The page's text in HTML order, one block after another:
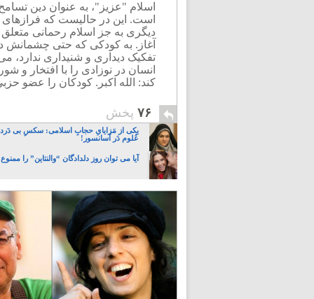
اسلام "عزیز"، به عنوان دین
است. این در حالیست که فرازهای
دیگری به جز اسلام رحمانی
آغاز. به کودکی که حتی
تفکیک دیداری و شنیداری ندارد،
انسان در نوزادی را با افتخار
کند: الله اکبر. کودکان را عضو
۷۶ پخش
یکی از مَزایایِ حجابِ اسلامی: سکسِ بی
عُلوم دَر آسانسور!
آیا می توان روز دلدادگان “والنتاین” را